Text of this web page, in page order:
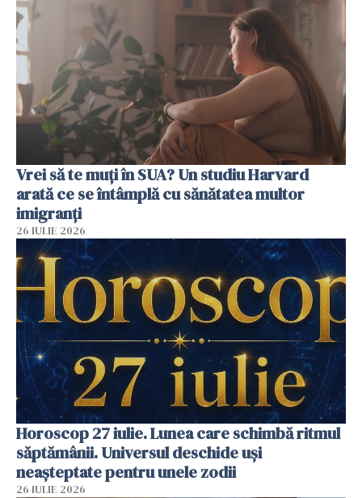
Vrei să te muți în SUA? Un studiu Harvard
arată ce se întâmplă cu sănătatea multor
imigranți
26 IULIE 2026
Horoscop 27 iulie. Lunea care schimbă ritmul
săptămânii. Universul deschide uși
neașteptate pentru unele zodii
26 IULIE 2026